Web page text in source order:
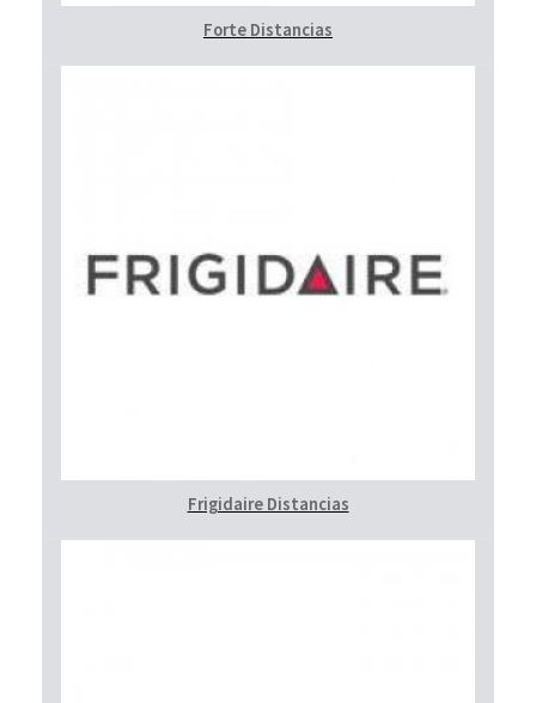
Forte Distancias
Frigidaire Distancias